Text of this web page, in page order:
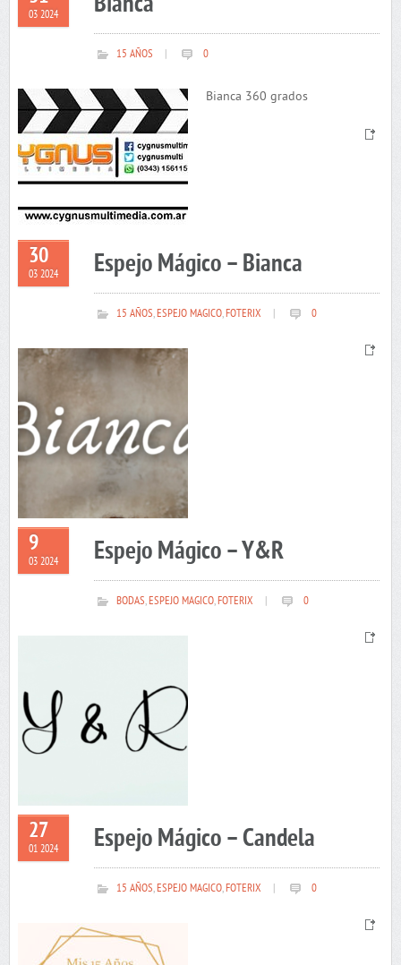
03 2024
15 AÑOS 0
Bianca 360 grados
30
03 2024 Espejo Mágico – Bianca
15 AÑOS,ESPEJO MAGICO,FOTERIX 0
9
03 2024 Espejo Mágico – Y&R
BODAS,ESPEJO MAGICO,FOTERIX 0
27
01 2024 Espejo Mágico – Candela
15 AÑOS,ESPEJO MAGICO,FOTERIX 0